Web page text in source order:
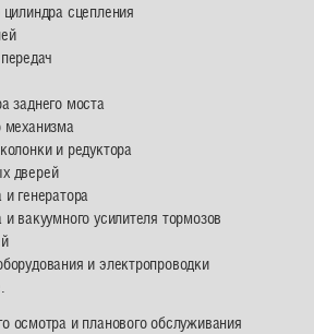
цилиндра сцепления
заднего моста
механизма
и редуктора
дверей
и генератора
и вакуумного усилителя тормозов
и электропроводки
осмотра и планового обслуживания